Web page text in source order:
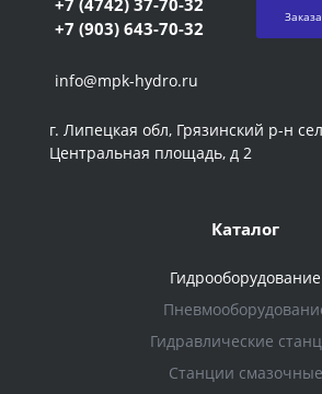
+7 (4742) 37-70-32
+7 (903) 643-70-32
info@mpk-hydro.ru
г. Липецкая обл, Грязинский р-н
Центральная площадь, д 2
Каталог
Гидрооборудование
Гидравлические
Станции смазочные